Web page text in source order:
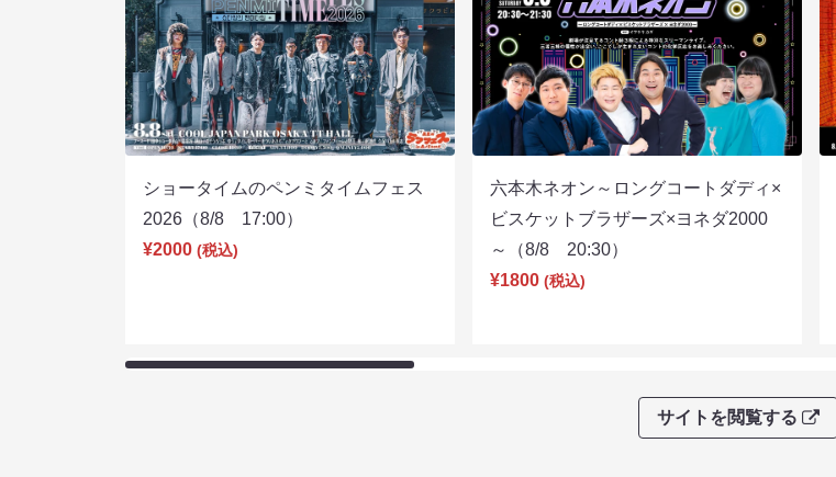
ショータイムのペンミタイムフェス
2026（8/8 17:00）
¥2000 (税込)
六本木ネオン～ロングコートダディ×
ビスケットブラザーズ×ヨネダ2000
～（8/8 20:30）
¥1800 (税込)
サイトを閲覧する